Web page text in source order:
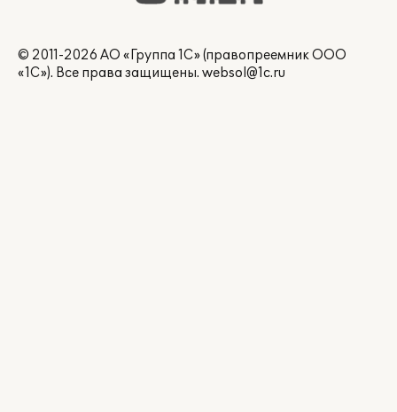
© 2011-2026 АО «Группа 1С» (правопреемник ООО
«1С»). Все права защищены. websol@1c.ru